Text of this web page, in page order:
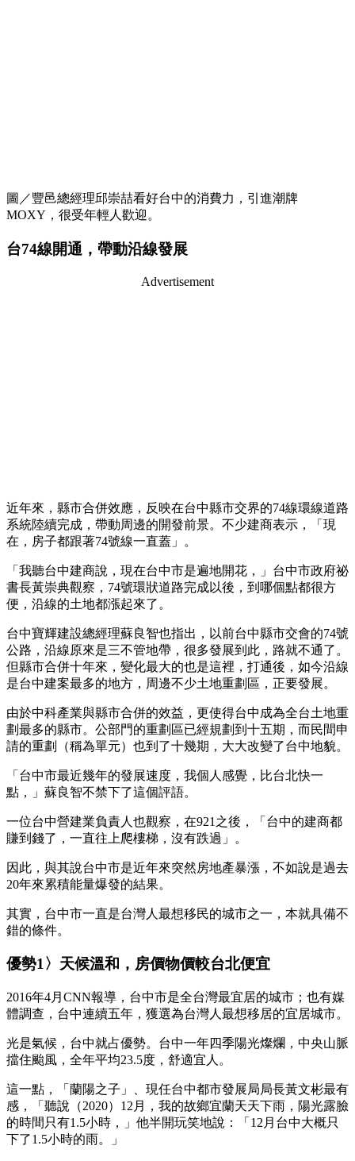
圖／豐邑總經理邱崇喆看好台中的消費力，引進潮牌
MOXY，很受年輕人歡迎。
台74線開通，帶動沿線發展
Advertisement
近年來，縣市合併效應，反映在台中縣市交界的74線環線道路
系統陸續完成，帶動周邊的開發前景。不少建商表示，「現
在，房子都跟著74號線一直蓋」。
「我聽台中建商說，現在台中市是遍地開花，」台中市政府祕
書長黃崇典觀察，74號環狀道路完成以後，到哪個點都很方
便，沿線的土地都漲起來了。
台中寶輝建設總經理蘇良智也指出，以前台中縣市交會的74號
公路，沿線原來是三不管地帶，很多發展到此，路就不通了。
但縣市合併十年來，變化最大的也是這裡，打通後，如今沿線
是台中建案最多的地方，周邊不少土地重劃區，正要發展。
由於中科產業與縣市合併的效益，更使得台中成為全台土地重
劃最多的縣市。公部門的重劃區已經規劃到十五期，而民間申
請的重劃（稱為單元）也到了十幾期，大大改變了台中地貌。
「台中市最近幾年的發展速度，我個人感覺，比台北快一
點，」蘇良智不禁下了這個評語。
一位台中營建業負責人也觀察，在921之後，「台中的建商都
賺到錢了，一直往上爬樓梯，沒有跌過」。
因此，與其說台中市是近年來突然房地產暴漲，不如說是過去
20年來累積能量爆發的結果。
其實，台中市一直是台灣人最想移民的城市之一，本就具備不
錯的條件。
優勢1〉天候溫和，房價物價較台北便宜
2016年4月CNN報導，台中市是全台灣最宜居的城市；也有媒
體調查，台中連續五年，獲選為台灣人最想移居的宜居城市。
光是氣候，台中就占優勢。台中一年四季陽光燦爛，中央山脈
擋住颱風，全年平均23.5度，舒適宜人。
這一點，「蘭陽之子」、現任台中都市發展局局長黃文彬最有
感，「聽說（2020）12月，我的故鄉宜蘭天天下雨，陽光露臉
的時間只有1.5小時，」他半開玩笑地說：「12月台中大概只
下了1.5小時的雨。」